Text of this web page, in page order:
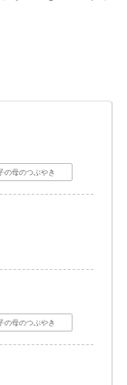
の母のつぶやき
の母のつぶやき